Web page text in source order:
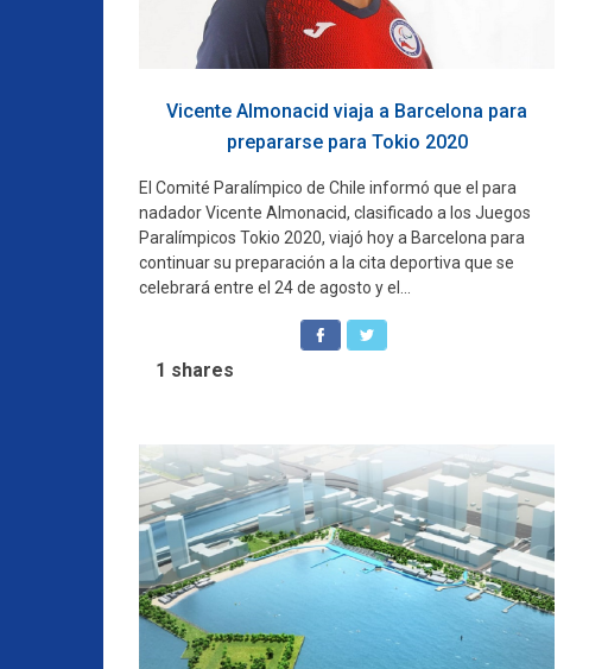
Vicente Almonacid viaja a Barcelona para
prepararse para Tokio 2020
El Comité Paralímpico de Chile informó que el para
nadador Vicente Almonacid, clasificado a los Juegos
Paralímpicos Tokio 2020, viajó hoy a Barcelona para
continuar su preparación a la cita deportiva que se
celebrará entre el 24 de agosto y el...
1 shares